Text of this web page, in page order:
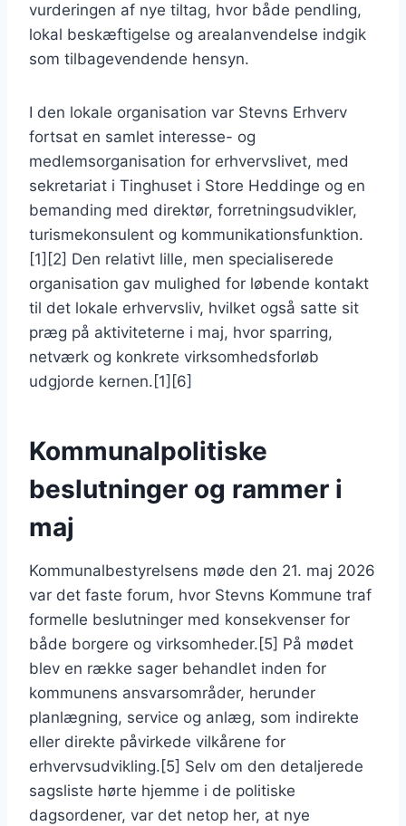
vurderingen af nye tiltag, hvor både pendling,
lokal beskæftigelse og arealanvendelse indgik
som tilbagevendende hensyn.
I den lokale organisation var Stevns Erhverv
fortsat en samlet interesse- og
medlemsorganisation for erhvervslivet, med
sekretariat i Tinghuset i Store Heddinge og en
bemanding med direktør, forretningsudvikler,
turismekonsulent og kommunikationsfunktion.
[1][2] Den relativt lille, men specialiserede
organisation gav mulighed for løbende kontakt
til det lokale erhvervsliv, hvilket også satte sit
præg på aktiviteterne i maj, hvor sparring,
netværk og konkrete virksomhedsforløb
udgjorde kernen.[1][6]
Kommunalpolitiske
beslutninger og rammer i
maj
Kommunalbestyrelsens møde den 21. maj 2026
var det faste forum, hvor Stevns Kommune traf
formelle beslutninger med konsekvenser for
både borgere og virksomheder.[5] På mødet
blev en række sager behandlet inden for
kommunens ansvarsområder, herunder
planlægning, service og anlæg, som indirekte
eller direkte påvirkede vilkårene for
erhvervsudvikling.[5] Selv om den detaljerede
sagsliste hørte hjemme i de politiske
dagsordener, var det netop her, at nye